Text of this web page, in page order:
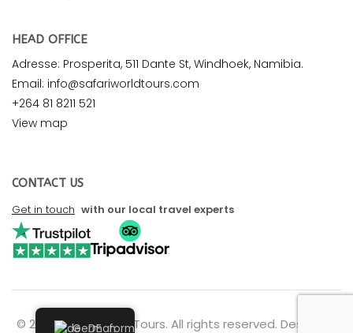
HEAD OFFICE
Adresse: Prosperita, 511 Dante St, Windhoek, Namibia.
Email: info@safariworldtours.com
+264 81 8211 521
View map
CONTACT US
Get in touch with our local travel experts
© 2026 Safari World Tours. All rights reserved. Design by
German